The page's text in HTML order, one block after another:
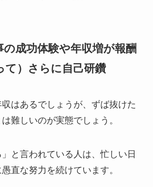
の成功体験や年収増が報酬
て）さらに自己研鑽
はあるでしょうが、ずば抜けた
難しいのが実態でしょう。
」と言われている人は、忙しい日
直な努力を続けています。